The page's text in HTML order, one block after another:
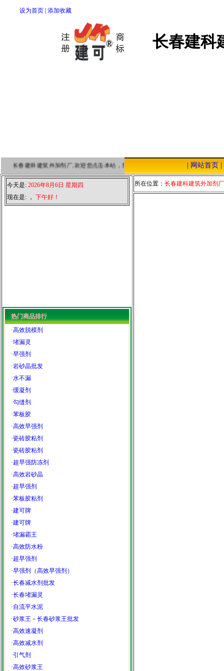
设为首页 添加收藏
长春建科建筑外加剂厂,欢迎您点击本站，我们将以优质的服务，低廉的价格，恭
网站首页|
长春建科
今天是: 2026年8月6日 星期四
现在是: ， 下午好！
热门商品排行
·高效脱模剂
·堵漏灵
·早强剂
·岩砂晶批发
·水不漏
·缓凝剂
·勾缝剂
·苯板胶
·高效早强剂
·瓷砖胶粘剂
·瓷砖胶粘剂
·超早强防冻剂
·高效岩砂晶
·超早强剂
·苯板胶粘剂
·建可牌
·建可牌
·堵漏霸王
·高效防水粉
·超早强剂
·早强剂（高效早强剂）
·长春减水剂批发
·长春堵漏灵
·自流平水泥
·砂浆王－长春砂浆王批发
·高效速凝剂
·高效减水剂
·引气剂
·高效砂浆王
所在位置： 长春建科建筑外加剂厂